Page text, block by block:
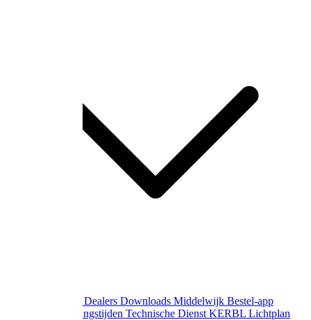
Dealers Downloads Middelwijk Bestel-app
Gewijzigde openingstijden Technische Dienst KERBL Lichtplan